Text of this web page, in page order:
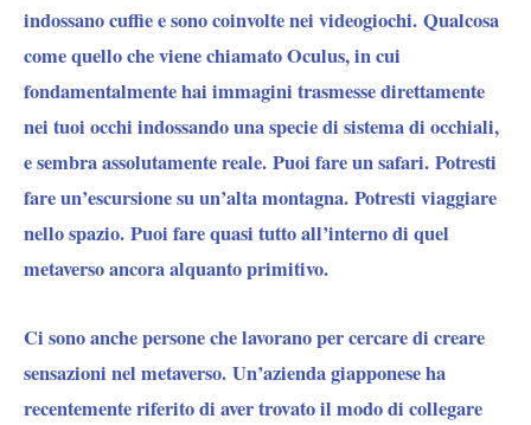
indossano cuffie e sono coinvolte nei videogiochi. Qualcosa
come quello che viene chiamato Oculus, in cui
fondamentalmente hai immagini trasmesse direttamente
nei tuoi occhi indossando una specie di sistema di occhiali,
e sembra assolutamente reale. Puoi fare un safari. Potresti
fare un’escursione su un’alta montagna. Potresti viaggiare
nello spazio. Puoi fare quasi tutto all’interno di quel
metaverso ancora alquanto primitivo.
Ci sono anche persone che lavorano per cercare di creare
sensazioni nel metaverso. Un’azienda giapponese ha
recentemente riferito di aver trovato il modo di collegare